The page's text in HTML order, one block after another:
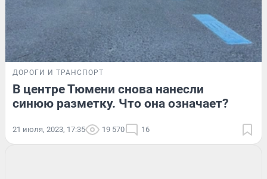
ДОРОГИ И ТРАНСПОРТ
В центре Тюмени снова нанесли
синюю разметку. Что она означает?
21 июля, 2023, 17:35 19 570 16